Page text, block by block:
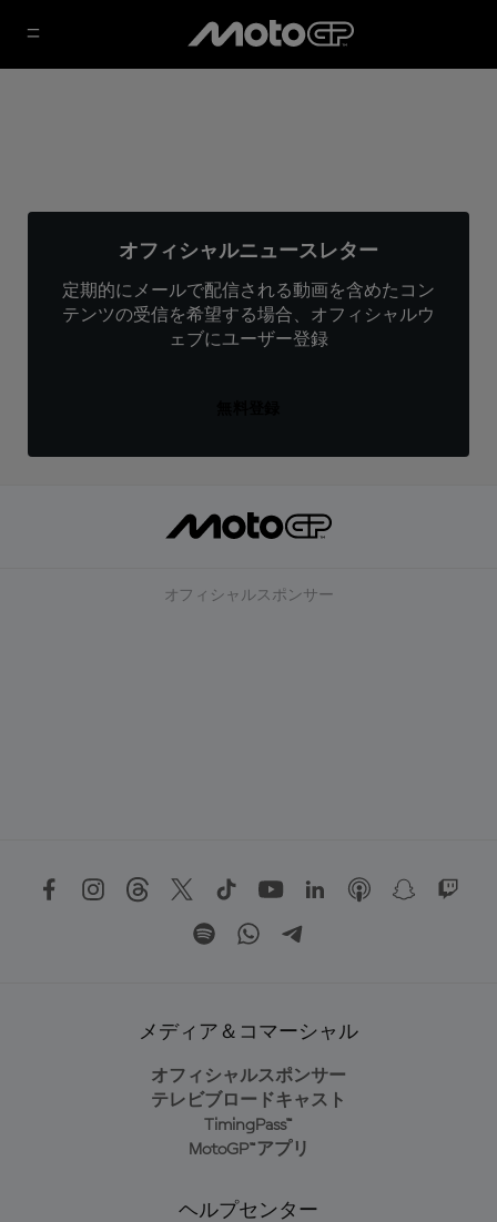
オフィシャルニュースレター
定期的にメールで配信される動画を含めたコン
テンツの受信を希望する場合、オフィシャルウ
ェブにユーザー登録
オフィシャルスポンサー
メディア＆コマーシャル
オフィシャルスポンサー
テレビブロードキャスト
TimingPass™
MotoGP™アプリ
ヘルプセンター